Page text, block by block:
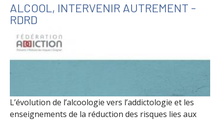
ALCOOL, INTERVENIR AUTREMENT -
RDRD
L’évolution de l’alcoologie vers l’addictologie et les
enseignements de la réduction des risques lies aux